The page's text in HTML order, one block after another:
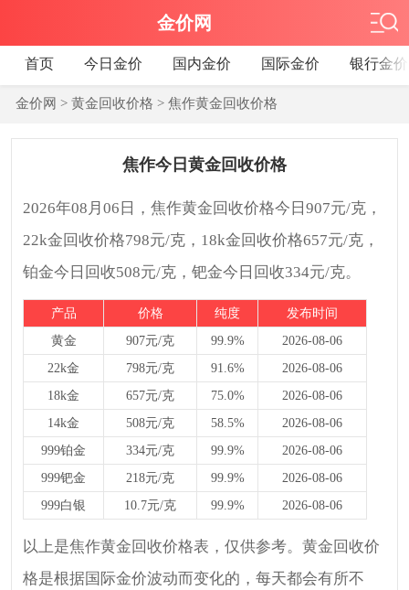
金价网
首页 今日金价 国内金价 国际金价 银行金价
金价网 > 黄金回收价格 > 焦作黄金回收价格
焦作今日黄金回收价格
2026年08月06日，焦作黄金回收价格今日907元/克，
22k金回收价格798元/克，18k金回收价格657元/克，
铂金今日回收508元/克，钯金今日回收334元/克。
产品 价格 纯度
发布时间
黄金
907元/克 99.9%
2026-08-06
22k金
798元/克 91.6%
2026-08-06
18k金
657元/克 75.0%
2026-08-06
14k金
508元/克 58.5%
2026-08-06
999铂金
334元/克 99.9%
2026-08-06
999钯金
218元/克 99.9%
2026-08-06
999白银
10.7元/克 99.9% 2026-08-06
以上是焦作黄金回收价格表，仅供参考。黄金回收价
格是根据国际金价波动而变化的，每天都会有所不